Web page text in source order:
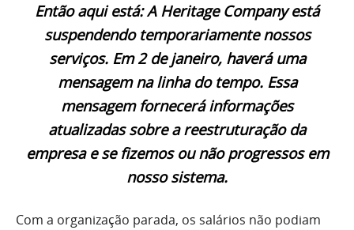
Então aqui está: A Heritage Company está
suspendendo temporariamente nossos
serviços. Em 2 de janeiro, haverá uma
mensagem na linha do tempo. Essa
mensagem fornecerá informações
atualizadas sobre a reestruturação da
empresa e se fizemos ou não progressos em
nosso sistema.
Com a organização parada, os salários não podiam